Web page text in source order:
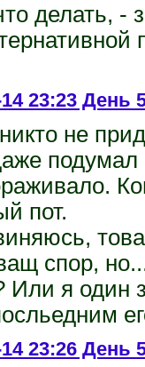
делать, -
23:23 День
не
пот.
спор,
Или я один
23:26 День